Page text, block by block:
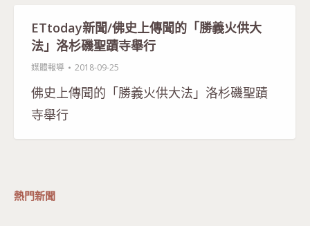
ETtoday新聞/佛史上傳聞的「勝義火供大
法」洛杉磯聖蹟寺舉行
媒體報導 2018-09-25
佛史上傳聞的「勝義火供大法」洛杉磯聖蹟
寺舉行
熱門新聞